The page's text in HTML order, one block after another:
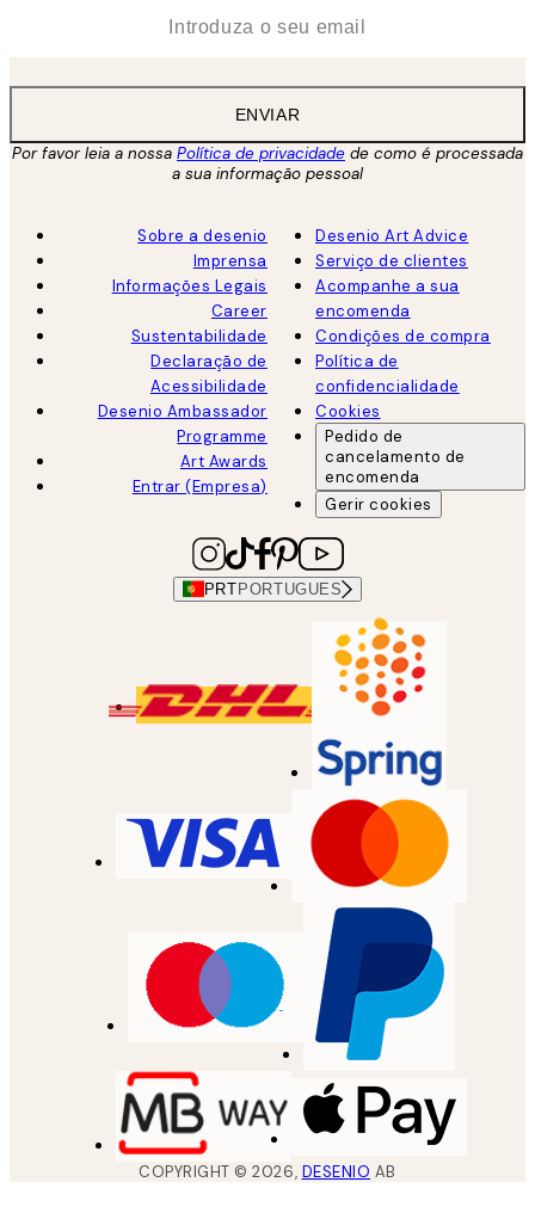
ENVIAR
Por favor leia a nossa Política de privacidade de como é processada
a sua informação pessoal
Sobre a desenio
Imprensa
Informações Legais
Career
Sustentabilidade
Declaração de
Acessibilidade
Desenio Ambassador
Programme
Art Awards
Entrar (Empresa)
Desenio Art Advice
Serviço de clientes
Acompanhe a sua
encomenda
Condições de compra
Política de
confidencialidade
Cookies
Pedido de
cancelamento de
encomenda
Gerir cookies
PRT PORTUGUES
COPYRIGHT ©2026, DESENIO AB